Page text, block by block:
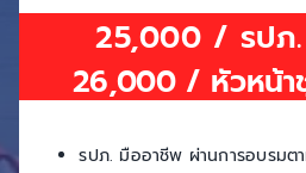
25,000 / รปภ.
26,000 / หัวหน้า
รปภ. มืออาชีพ ผ่านการอบรมต